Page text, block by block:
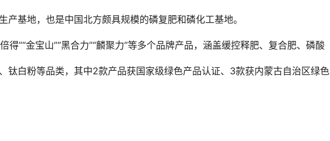
产基地，也是中国北方颇具规模的磷复肥和磷化工基地。
得”“金宝山”“黑合力”“麟聚力”等多个品牌产品，涵盖缓控释肥、复合肥、磷酸
钛白粉等品类，其中2款产品获国家级绿色产品认证、3款获内蒙古自治区绿色